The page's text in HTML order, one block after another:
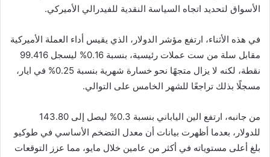
الأسواق لتحديد اتجاه السياسة النقدية للفيدرالي الأميركي.
في هذه الأثناء، ارتفع مؤشر الدولار، الذي يقيس أداء العملة الأميركية
مقابل سلة من ست عملات رئيسية، بنسبة 0.16% ليسجل 99.416
نقطة، لكنه لا يزال متجهًا نحو خسارة شهرية بنسبة 0.25% في ايار،
مسجلًا بذلك تراجعًا للشهر الخامس على التوالي.
من جانبه، ارتفع الين الياباني بنسبة 0.3% ليصل إلى 143.80
للدولار، بعدما أظهرت بيانات أن معدل التضخم الأساسي في طوكيو
بلغ أعلى مستوياته في أكثر من عامين خلال مايو، مما عزز التوقعات